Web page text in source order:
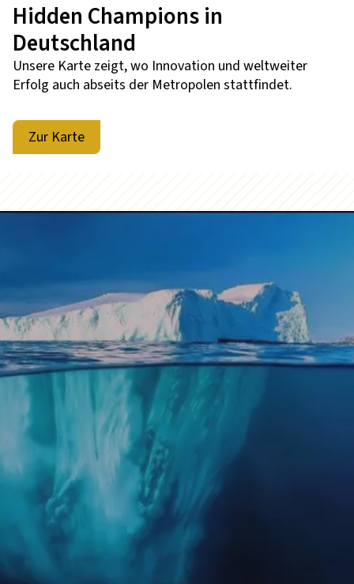
Hidden Champions in
Deutschland
Unsere Karte zeigt, wo Innovation und weltweiter
Erfolg auch abseits der Metropolen stattfindet.
Zur Karte